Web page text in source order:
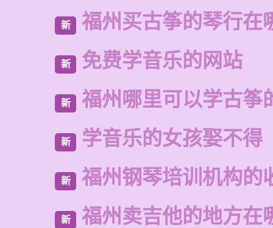
新 福州买古筝的琴行在
新 免费学音乐的网站
新 福州哪里可以学古筝
新 学音乐的女孩娶不得
新 福州钢琴培训机构的
新 福州卖吉他的地方在